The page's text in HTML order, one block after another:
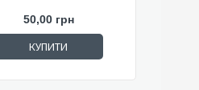
50,00 грн
КУПИТИ